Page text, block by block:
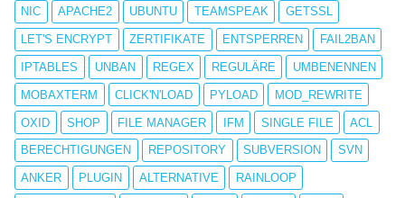
NIC APACHE2 UBUNTU TEAMSPEAK GETSSL
LET'S ENCRYPT ZERTIFIKATE ENTSPERREN FAIL2BAN
IPTABLES UNBAN REGEX REGULÄRE UMBENENNEN
MOBAXTERM CLICK'N'LOAD PYLOAD MOD_REWRITE
OXID SHOP FILE MANAGER IFM SINGLE FILE ACL
BERECHTIGUNGEN REPOSITORY SUBVERSION SVN
ANKER PLUGIN ALTERNATIVE RAINLOOP